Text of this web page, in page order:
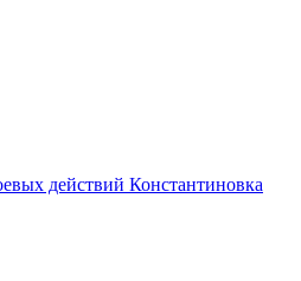
действий Константиновка